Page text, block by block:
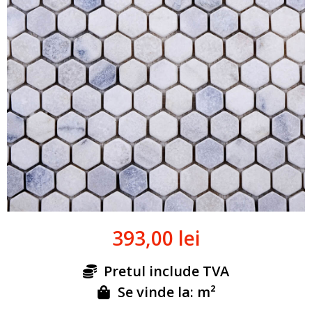
393,00 lei
Pretul include TVA
Se vinde la: m²